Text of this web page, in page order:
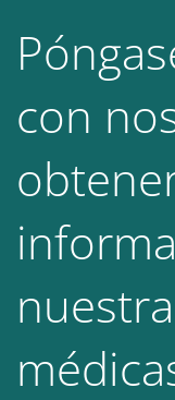
con